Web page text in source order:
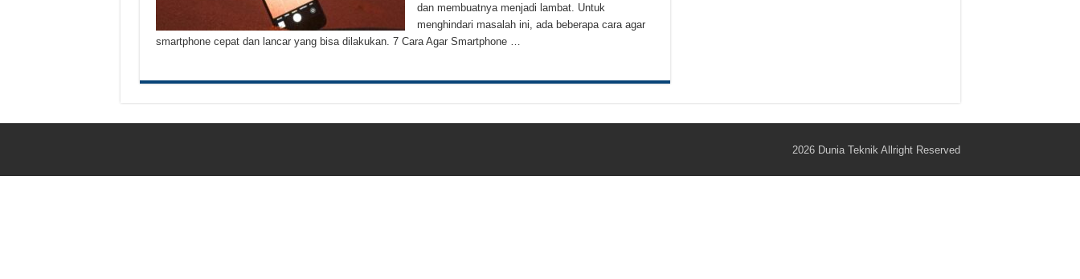
Teknologi Bikin Bisnis Makanan Kamu Makin Cuan! Begini Cara Buka GoFood 2024
dan membuatnya menjadi lambat. Untuk
menghindari masalah ini, ada beberapa cara agar
smartphone cepat dan lancar yang bisa dilakukan. 7 Cara Agar Smartphone …
2026 Dunia Teknik Allright Reserved